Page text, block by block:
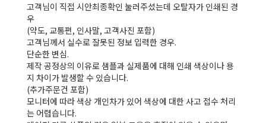
고객님이 직접 시안최종확인 눌러주셨는데 오탈자가 인쇄된 경
우
(약도, 교통편, 인사말, 고객사진 포함)
고객님께서 실수로 잘못된 정보 입력한 경우.
단순한 변심.
제작 공정상의 이유로 샘플과 실제품에 대해 인쇄 색상이나 용
지 차이가 발생할 수 있습니다.
(추가주문건 포함)
모니터에 따라 색상 개인차가 있어 색상에 대한 사고 접수 처리
는 어렵습니다.